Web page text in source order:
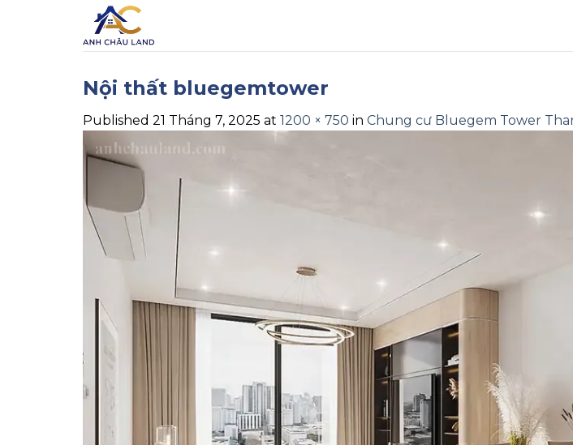
Nội thất bluegemtower
Published 21 Tháng 7, 2025 at 1200 × 750 in Chung cư Bluegem Tower